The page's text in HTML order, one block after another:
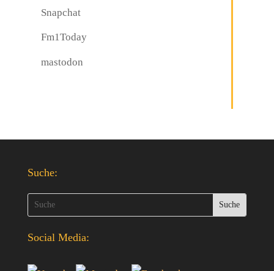
Snapchat
Fm1Today
mastodon
Suche:
Social Media: